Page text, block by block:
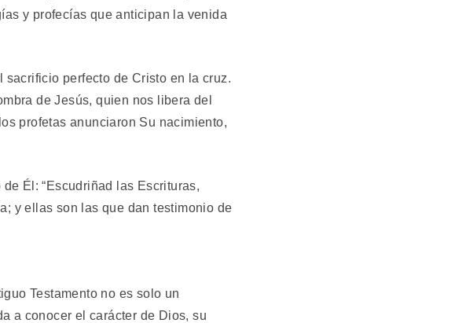
y profecías que anticipan la venida
perfecto de Cristo en la cruz.
de Jesús, quien nos libera del
profetas anunciaron Su nacimiento,
Él: “Escudriñad las Escrituras,
y ellas son las que dan testimonio de
Testamento no es solo un
a conocer el carácter de Dios, su